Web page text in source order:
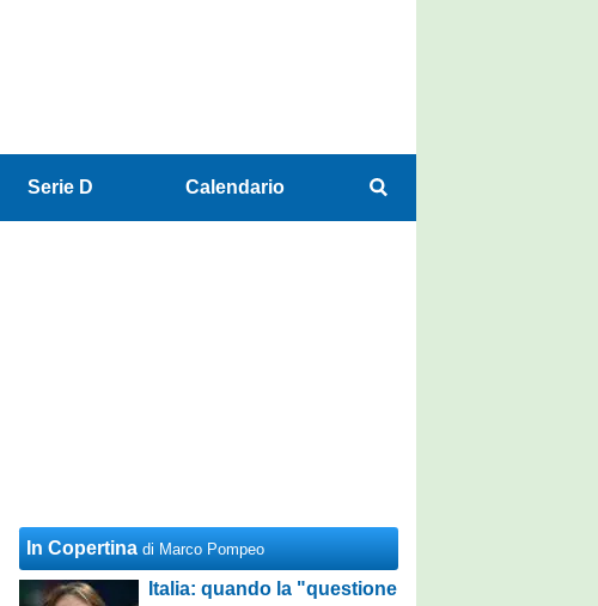
Serie D Calendario
In Copertina di Marco Pompeo
Italia: quando la "questione